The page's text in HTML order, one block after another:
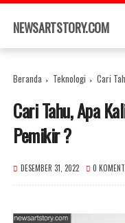
×
NEWSARTSTORY.COM
Beranda Teknologi Cari
Cari Tahu, Apa
Pemikir ?
DESEMBER 31, 2022 0